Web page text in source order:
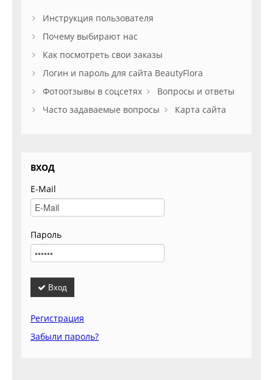
Инструкция пользователя
Почему выбирают нас
Как посмотреть свои заказы
Логин и пароль для сайта BeautyFlora
Фотоотзывы в соцсетях
Вопросы и ответы
Часто задаваемые вопросы
Карта сайта
ВХОД
E-Mail
Пароль
Вход
Регистрация
Забыли пароль?